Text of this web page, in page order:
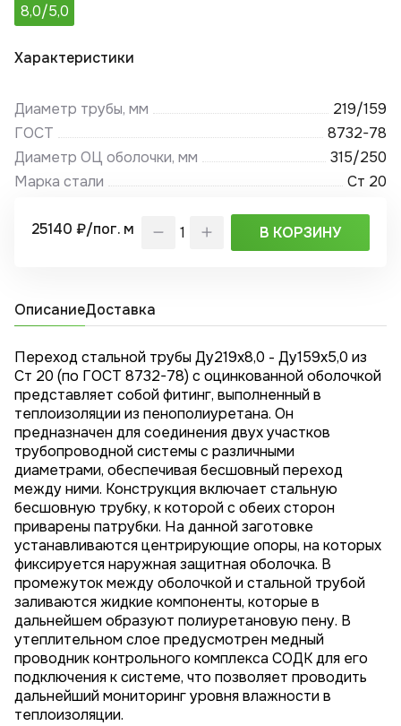
8,0/5,0
Характеристики
Диаметр трубы, мм
219/159
ГОСТ
8732-78
Диаметр ОЦ оболочки, мм
315/250
Марка стали
Ст 20
25140 ₽/пог. м В КОРЗИНУ
ОписаниеДоставка
Переход стальной трубы Ду219х8,0 - Ду159x5,0 из
Ст 20 (по ГОСТ 8732-78) с оцинкованной оболочкой
представляет собой фитинг, выполненный в
теплоизоляции из пенополиуретана. Он
предназначен для соединения двух участков
трубопроводной системы с различными
диаметрами, обеспечивая бесшовный переход
между ними. Конструкция включает стальную
бесшовную трубку, к которой с обеих сторон
приварены патрубки. На данной заготовке
устанавливаются центрирующие опоры, на которых
фиксируется наружная защитная оболочка. В
промежуток между оболочкой и стальной трубой
заливаются жидкие компоненты, которые в
дальнейшем образуют полиуретановую пену. В
утеплительном слое предусмотрен медный
проводник контрольного комплекса СОДК для его
подключения к системе, что позволяет проводить
дальнейший мониторинг уровня влажности в
теплоизоляции.